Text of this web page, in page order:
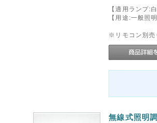
【適用ランプ:
【用途:一般照
※リモコン別売
無線式照明